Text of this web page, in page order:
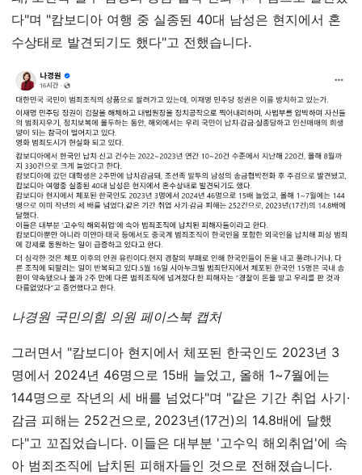
다"며 "캄보디아 여행 중 실종된 40대 남성은 현지에서 혼
수상태로 발견되기도 했다"고 전했습니다.
나경원 국민의힘 의원 페이스북 캡처
그러면서 "캄보디아 현지에서 체포된 한국인도 2023년 3
명에서 2024년 46명으로 15배 늘었고, 올해 1~7월에는
144명으로 작년의 세 배를 넘었다"며 "같은 기간 취업 사기·
감금 피해는 252건으로, 2023년(17건)의 14.8배에 달했
다"고 꼬집었습니다. 이들은 대부분 '고수익 해외취업'에 속
아 범죄조직에 납치된 피해자들인 것으로 전해졌습니다.